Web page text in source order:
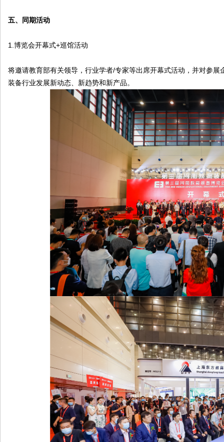
五、同期活动
1.博览会开幕式+巡馆活动
将邀请教育部有关领导，行业学者/专家等出席开幕式活动，并对参
装备行业发展新动态、新趋势和新产品。